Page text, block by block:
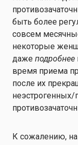
быть более
совсем
некоторые
даже подробнее
время приема
после их
К сожалению, на